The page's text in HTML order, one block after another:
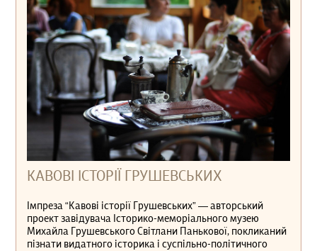
КАВОВІ ІСТОРІЇ ГРУШЕВСЬКИХ
Імпреза “Кавові історії Грушевських” — авторський
проект завідувача Історико-меморіального музею
Михайла Грушевського Світлани Панькової, покликаний
пізнати видатного історика і суспільно-політичного